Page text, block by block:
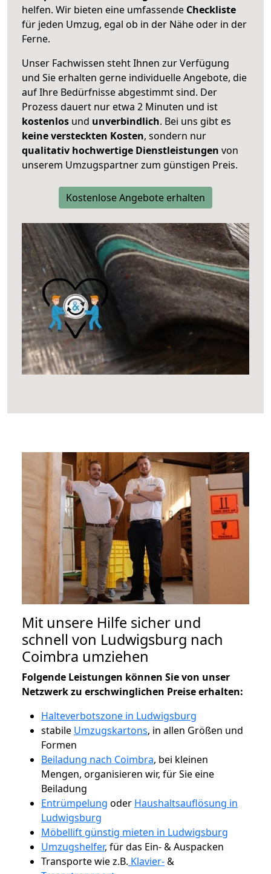
helfen. Wir bieten eine umfassende Checkliste
für jeden Umzug, egal ob in der Nähe oder in der
Ferne.
Unser Fachwissen steht Ihnen zur Verfügung
und Sie erhalten gerne individuelle Angebote, die
auf Ihre Bedürfnisse abgestimmt sind. Der
Prozess dauert nur etwa 2 Minuten und ist
kostenlos und unverbindlich. Bei uns gibt es
keine versteckten Kosten, sondern nur
qualitativ hochwertige Dienstleistungen von
unserem Umzugspartner zum günstigen Preis.
Kostenlose Angebote erhalten
Mit unsere Hilfe sicher und
schnell von Ludwigsburg nach
Coimbra umziehen
Folgende Leistungen können Sie von unser
Netzwerk zu erschwinglichen Preise erhalten:
Halteverbotszone in Ludwigsburg
stabile Umzugskartons, in allen Größen und
Formen
Beiladung nach Coimbra, bei kleinen
Mengen, organisieren wir, für Sie eine
Beiladung
Entrümpelung oder Haushaltsauflösung in
Ludwigsburg
Möbellift günstig mieten in Ludwigsburg
Umzugshelfer, für das Ein- & Auspacken
Transporte wie z.B. Klavier-&